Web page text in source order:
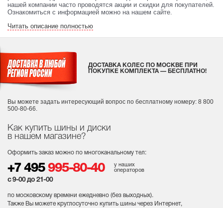
нашей компании часто проводятся акции и скидки для покупателей.
Ознакомиться с информацией можно на нашем сайте.
Читать описание полностью
Как купить шины и диски
в нашем магазине?
Оформить заказ можно по многоканальному тел:
+7 495 995-80-40
у наших
операторов
с 9-00 до 21-00
по московскому времени ежедневно (без выходных).
Также Вы можете круглосуточно купить шины через Интернет,
ДОСТАВКА КОЛЕС ПО МОСКВЕ ПРИ
ПОКУПКЕ КОМПЛЕКТА — БЕСПЛАТНО!
Вы можете задать интересующий вопрос по бесплатному номеру: 8 800
500-80-66.